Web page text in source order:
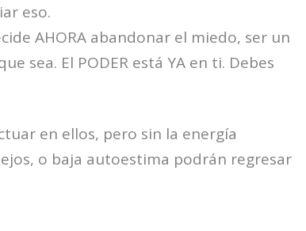
eso.
AHORA abandonar el miedo, ser un
sea. El PODER está YA en ti. Debes
en ellos, pero sin la energía
o baja autoestima podrán regresar